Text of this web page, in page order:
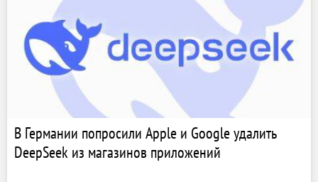
В Германии попросили Apple и Google удалить
DeepSeek из магазинов приложений